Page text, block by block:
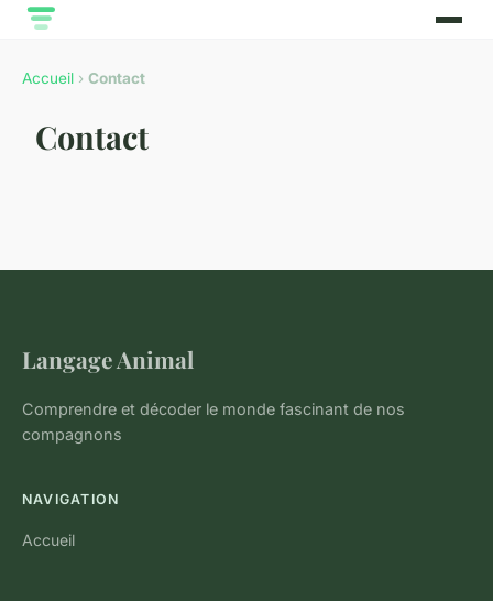
Accueil › Contact
Contact
Langage Animal
Comprendre et décoder le monde fascinant de nos
compagnons
NAVIGATION
Accueil